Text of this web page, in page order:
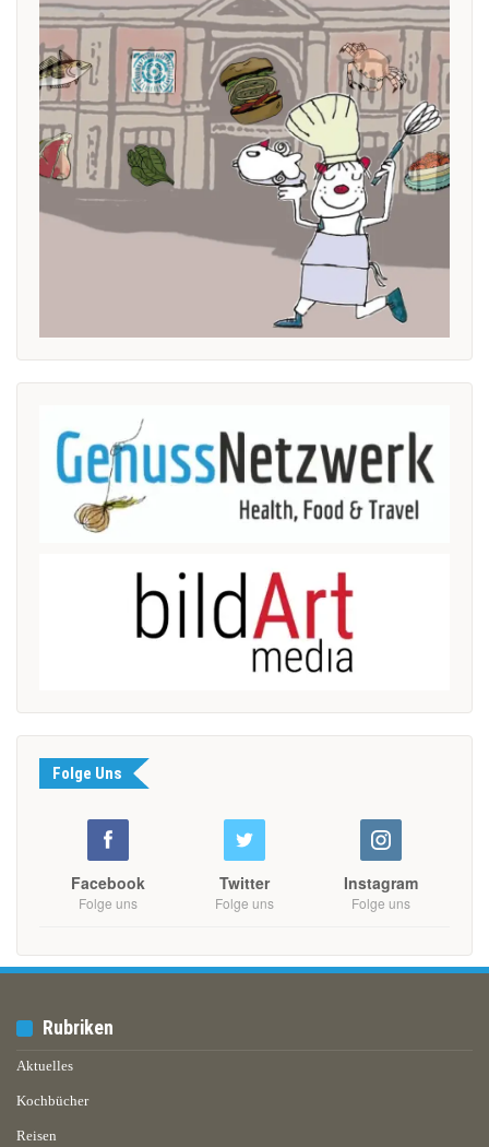
Folge Uns
Facebook
Folge uns
Twitter
Folge uns
Instagram
Folge uns
Rubriken
Aktuelles
Kochbücher
Reisen